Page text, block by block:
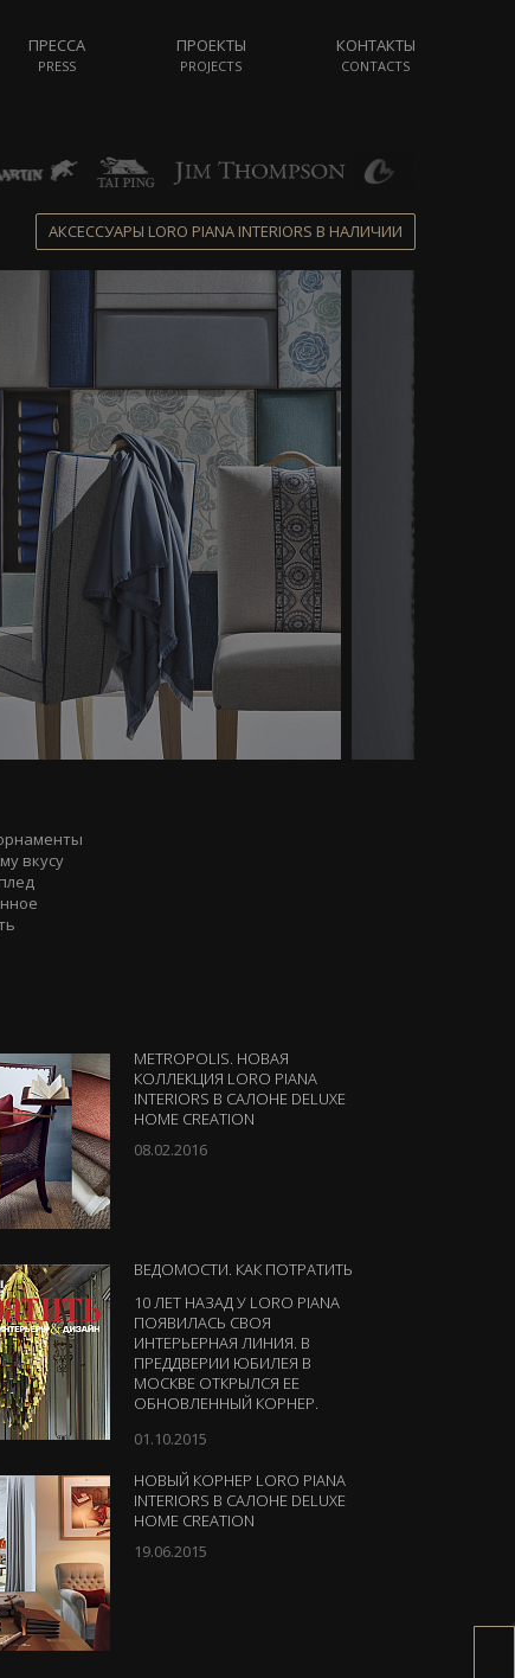
ПРЕССА
PRESS
ПРОЕКТЫ
PROJECTS
КОНТАКТЫ
CONTACTS
АКСЕССУАРЫ LORO PIANA INTERIORS В НАЛИЧИИ
вкусу
METROPOLIS. НОВАЯ
КОЛЛЕКЦИЯ LORO PIANA
INTERIORS В САЛОНЕ DELUXE
HOME CREATION
08.02.2016
ВЕДОМОСТИ. КАК ПОТРАТИТЬ
10 ЛЕТ НАЗАД У LORO PIANA
ПОЯВИЛАСЬ СВОЯ
ИНТЕРЬЕРНАЯ ЛИНИЯ. В
ПРЕДДВЕРИИ ЮБИЛЕЯ В
МОСКВЕ ОТКРЫЛСЯ ЕЕ
ОБНОВЛЕННЫЙ КОРНЕР.
01.10.2015
НОВЫЙ КОРНЕР LORO PIANA
INTERIORS В САЛОНЕ DELUXE
HOME CREATION
19.06.2015